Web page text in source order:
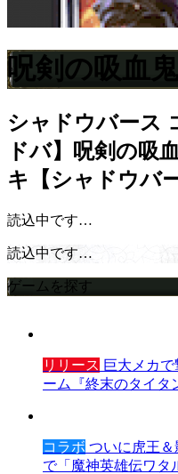
呪剣の吸血
シャドウバース
ドバ】呪剣の吸
キ【シャドウバ
読込中です…
読込中です…
ゲームを探す
リリース 巨大メカ
ーム『終末のタイタ
コラボ ついに虎王＆
で「魔神英雄伝ワタ